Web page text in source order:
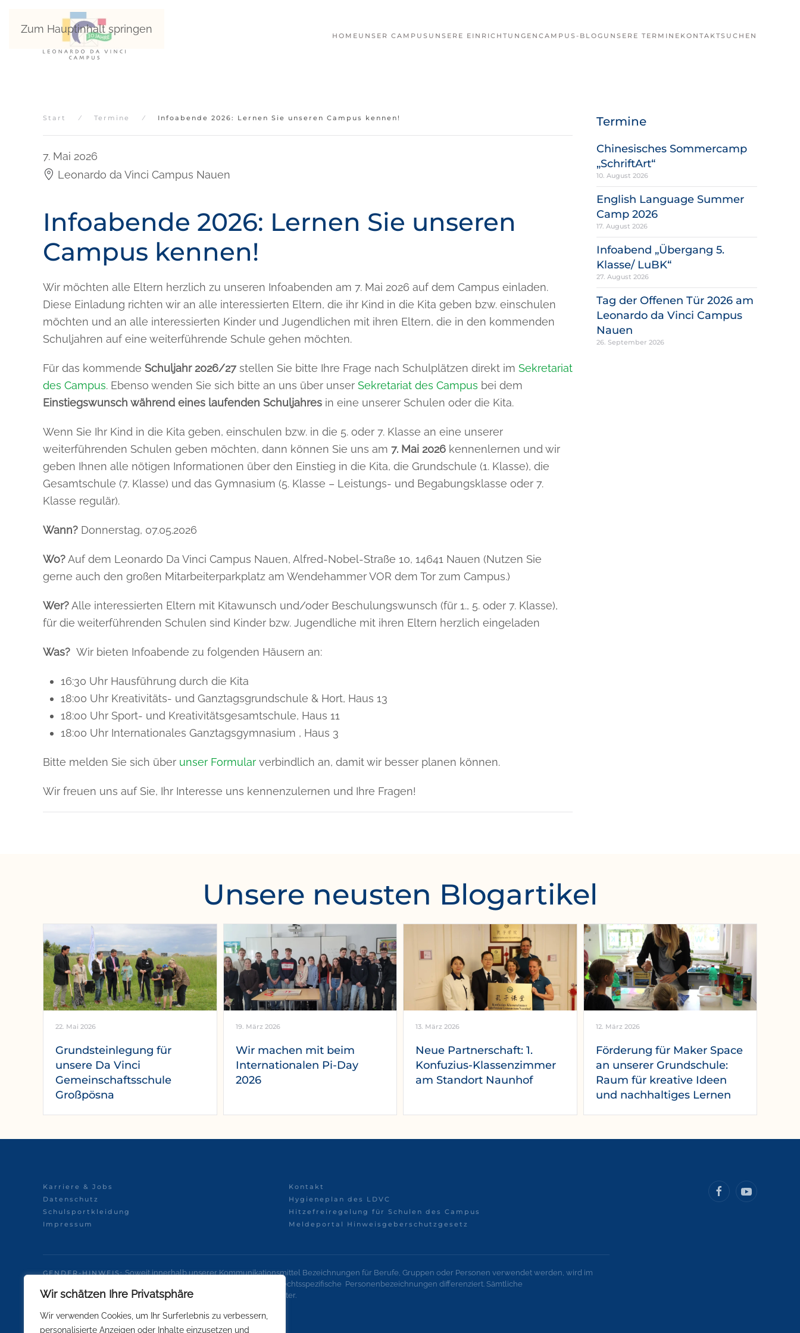
Wir schätzen Ihre Privatsphäre
Wir verwenden Cookies, um Ihr Surferlebnis zu verbessern,
personalisierte Anzeigen oder Inhalte einzusetzen und
Zum Hauptinhalt springen
HOME UNSER CAMPUS UNSERE EINRICHTUNGEN CAMPUS-BLOG UNSERE TERMINE KONTAKTSUCHEN
Start Termine Infoabende 2026: Lernen Sie unseren Campus kennen!
7. Mai 2026
Leonardo da Vinci Campus Nauen
Infoabende 2026: Lernen Sie unseren
Campus kennen!
Wir möchten alle Eltern herzlich zu unseren Infoabenden am 7. Mai 2026 auf dem Campus einladen.
Diese Einladung richten wir an alle interessierten Eltern, die ihr Kind in die Kita geben bzw. einschulen
möchten und an alle interessierten Kinder und Jugendlichen mit ihren Eltern, die in den kommenden
Schuljahren auf eine weiterführende Schule gehen möchten.
Für das kommende Schuljahr 2026/27stellen Sie bitte Ihre Frage nach Schulplätzen direkt im Sekretariat
des Campus. Ebenso wenden Sie sich bitte an uns über unser Sekretariat des Campus bei dem
Einstiegswunsch während eines laufenden Schuljahres in eine unserer Schulen oder die Kita.
Wenn Sie Ihr Kind in die Kita geben, einschulen bzw. in die 5. oder 7. Klasse an eine unserer
weiterführenden Schulen geben möchten, dann können Sie uns am 7. Mai 2026 kennenlernen und wir
geben Ihnen alle nötigen Informationen über den Einstieg in die Kita, die Grundschule (1. Klasse), die
Gesamtschule (7. Klasse) und das Gymnasium (5. Klasse – Leistungs- und Begabungsklasse oder 7.
Klasse regulär).
Wann? Donnerstag, 07.05.2026
Wo?Auf dem Leonardo Da Vinci Campus Nauen, Alfred-Nobel-Straße 10, 14641 Nauen (Nutzen Sie
gerne auch den großen Mitarbeiterparkplatz am Wendehammer VOR dem Tor zum Campus.)
Wer?Alle interessierten Eltern mit Kitawunsch und/oder Beschulungswunsch (für 1., 5. oder 7. Klasse),
für die weiterführenden Schulen sind Kinder bzw. Jugendliche mit ihren Eltern herzlich eingeladen
Was? Wir bieten Infoabende zu folgenden Häusern an:
16:30 Uhr Hausführung durch die Kita
18:00 Uhr Kreativitäts- und Ganztagsgrundschule & Hort, Haus 13
18:00 Uhr Sport- und Kreativitätsgesamtschule, Haus 11
18:00 Uhr Internationales Ganztagsgymnasium , Haus 3
Bitte melden Sie sich über unser Formular verbindlich an, damit wir besser planen können.
Wir freuen uns auf Sie, Ihr Interesse uns kennenzulernen und Ihre Fragen!
Termine
Chinesisches Sommercamp
„SchriftArt“
10. August 2026
English Language Summer
Camp 2026
17. August 2026
Infoabend „Übergang 5.
Klasse/ LuBK“
27. August 2026
Tag der Offenen Tür 2026 am
Leonardo da Vinci Campus
Nauen
26. September 2026
Unsere neusten Blogartikel
22. Mai 2026
Grundsteinlegung für
unsere Da Vinci
Gemeinschaftsschule
Großpösna
19. März 2026
Wir machen mit beim
Internationalen Pi-Day
2026
13. März 2026
Neue Partnerschaft: 1.
Konfuzius-Klassenzimmer
am Standort Naunhof
12. März 2026
Förderung für Maker Space
an unserer Grundschule:
Raum für kreative Ideen
und nachhaltiges Lernen
Karriere & Jobs
Datenschutz
Schulsportkleidung
Impressum
Kontakt
Hygieneplan des LDVC
Hitzefreiregelung für Schulen des Campus
Meldeportal Hinweisgeberschutzgesetz
GENDER-HINWEIS:Soweit innerhalb unserer Kommunikationsmittel Bezeichnungen für Berufe, Gruppen oder Personen verwendet werden, wird im
Interesse einer besseren und leichteren Lesbarkeit nicht in geschlechtsspezifische Personenbezeichnungen differenziert. Sämtliche
Personenbezeichnungen gelten gleichermaßen für alle Geschlechter.